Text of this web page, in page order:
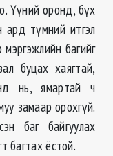
Үүний оронд, бүх
ард түмний итгэл
багийг
буцах хаягтай,
нь, ямартай ч
замаар орохгүй.
баг байгуулах
багтах ёстой.